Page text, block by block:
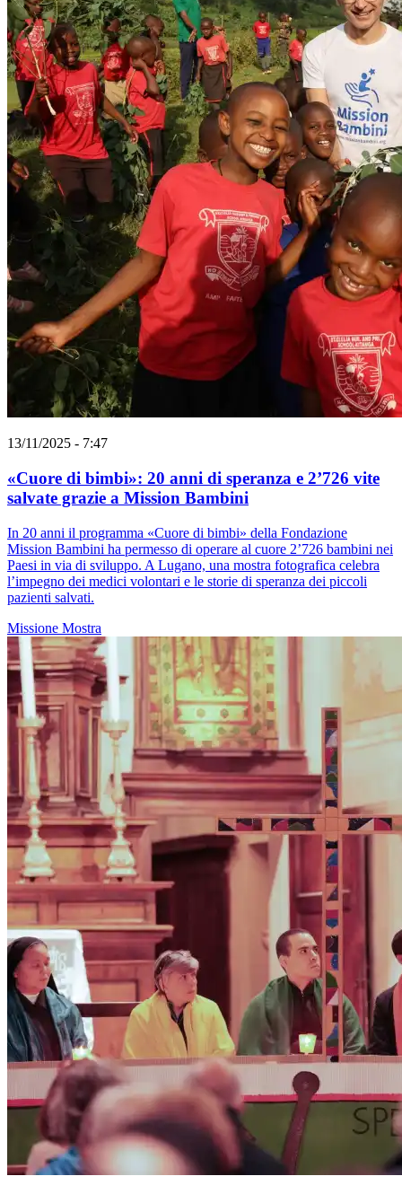
13/11/2025 - 7:47
«Cuore di bimbi»: 20 anni di speranza e 2’726 vite
salvate grazie a Mission Bambini
In 20 anni il programma «Cuore di bimbi» della Fondazione
Mission Bambini ha permesso di operare al cuore 2’726 bambini nei
Paesi in via di sviluppo. A Lugano, una mostra fotografica celebra
l’impegno dei medici volontari e le storie di speranza dei piccoli
pazienti salvati.
Missione Mostra